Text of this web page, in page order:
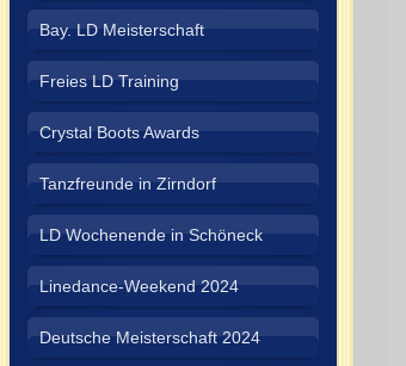
Bay. LD Meisterschaft
Freies LD Training
Crystal Boots Awards
Tanzfreunde in Zirndorf
LD Wochenende in Schöneck
Linedance-Weekend 2024
Deutsche Meisterschaft 2024